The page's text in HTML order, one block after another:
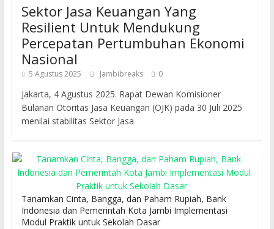
Sektor Jasa Keuangan Yang
Resilient Untuk Mendukung
Percepatan Pertumbuhan Ekonomi
Nasional
5 Agustus 2025 Jambibreaks 0
Jakarta, 4 Agustus 2025. Rapat Dewan Komisioner
Bulanan Otoritas Jasa Keuangan (OJK) pada 30 Juli 2025
menilai stabilitas Sektor Jasa
Tanamkan Cinta, Bangga, dan Paham Rupiah, Bank
Indonesia dan Pemerintah Kota Jambi Implementasi
Modul Praktik untuk Sekolah Dasar